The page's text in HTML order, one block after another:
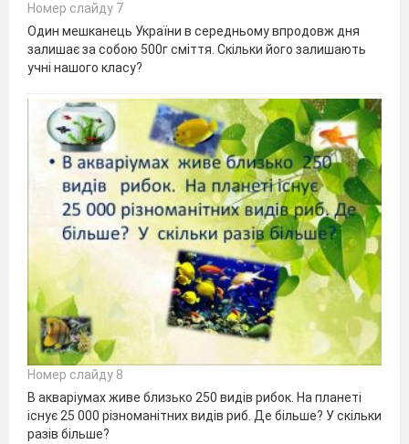
Номер слайду 7
Один мешканець України в середньому впродовж дня
залишає за собою 500г сміття. Скільки його залишають
учні нашого класу?
Номер слайду 8
В акваріумах живе близько 250 видів рибок. На планеті
існує 25 000 різноманітних видів риб. Де більше? У скільки
разів більше?